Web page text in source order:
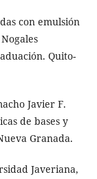
con emulsión
Quito-
Javier F.
de bases y
Granada.
Javeriana,